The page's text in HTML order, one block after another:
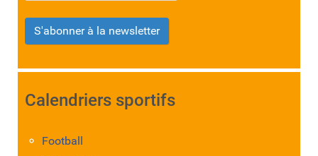
S'abonner à la newsletter
Calendriers sportifs
Football